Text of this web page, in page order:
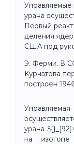
Управляемые
урана
Первый
деления ядер
США под
Э. Ферми. В
Курчатова
построен
урана
на изотопе